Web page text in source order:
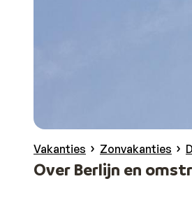
Vakanties Zonvakanties
Over Berlijn en